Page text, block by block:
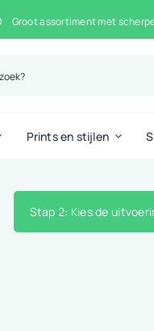
Groot assortiment met
Prints en stijlen
Stap 2: Kies de